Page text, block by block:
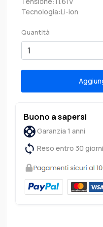
Tecnologia:Li-ion
Quantità
Buono a sapersi
Garanzia 1 anni
Reso entro 30 giorni